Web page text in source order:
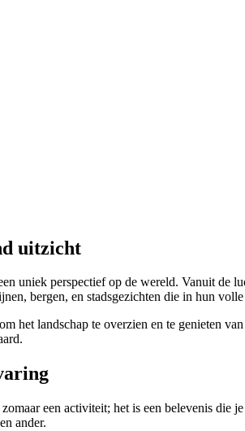
uitzicht
uniek perspectief op de wereld. Vanuit de
bergen, en stadsgezichten die in hun
het landschap te overzien en te genieten
een activiteit; het is een belevenis die
ander.